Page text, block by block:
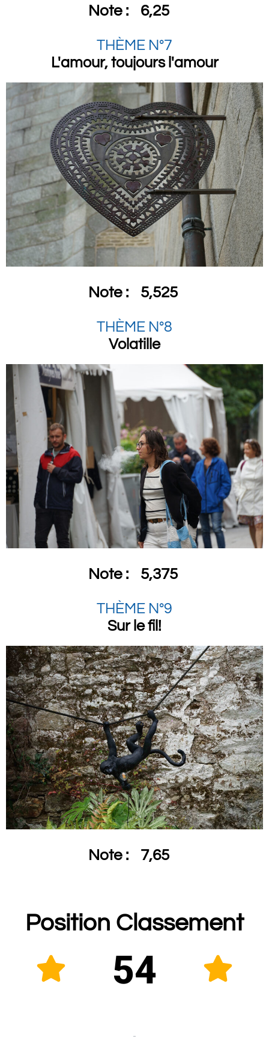
Note : 6,25
THÈME N°7
L'amour, toujours l'amour
Note : 5,525
THÈME N°8
Volatille
Note : 5,375
THÈME N°9
Sur le fil!
Note : 7,65
Position Classement
54